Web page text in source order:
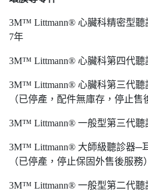
3M™ Littmann® 心臟科精密型聽
7年
3M™ Littmann® 心臟科第四代
3M™ Littmann® 心臟科第三代
（已停產，配件無庫存，停止售
3M™ Littmann® 一般型第三代
3M™ Littmann® 大師級聽診器─
（已停產，停止保固外售後服務）
3M™ Littmann® 一般型第二代聽